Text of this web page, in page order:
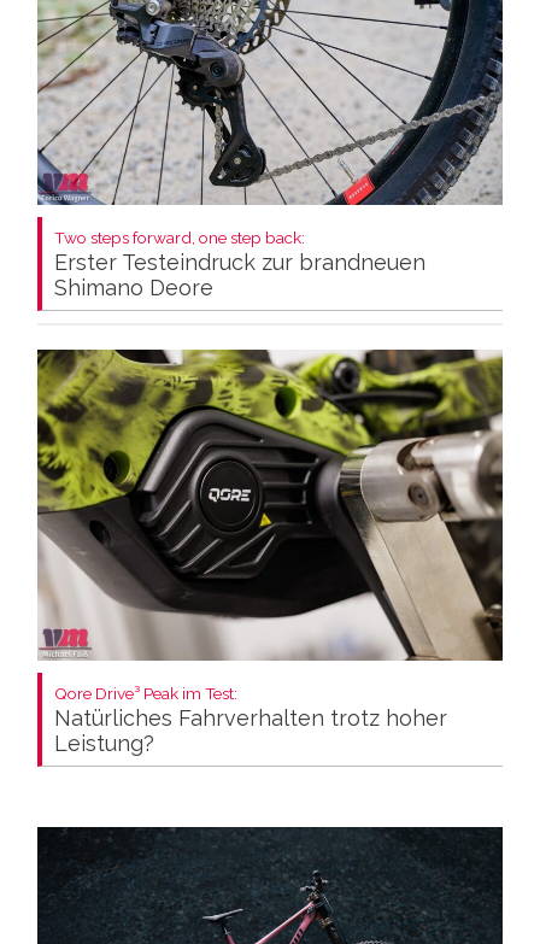
Two steps forward, one step back:
Erster Testeindruck zur brandneuen
Shimano Deore
Qore Drive³ Peak im Test:
Natürliches Fahrverhalten trotz hoher
Leistung?